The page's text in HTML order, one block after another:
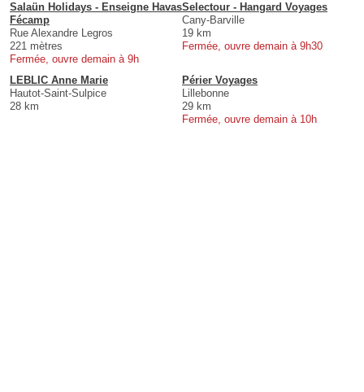
Salaün Holidays - Enseigne Havas
Fécamp
Rue Alexandre Legros
221 mètres
Fermée, ouvre demain à 9h
Selectour - Hangard Voyages
Cany-Barville
19 km
Fermée, ouvre demain à 9h30
LEBLIC Anne Marie
Hautot-Saint-Sulpice
28 km
Périer Voyages
Lillebonne
29 km
Fermée, ouvre demain à 10h